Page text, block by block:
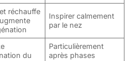
réchauffe
Inspirer calmement
par le nez
du
Particulièrement
après phases